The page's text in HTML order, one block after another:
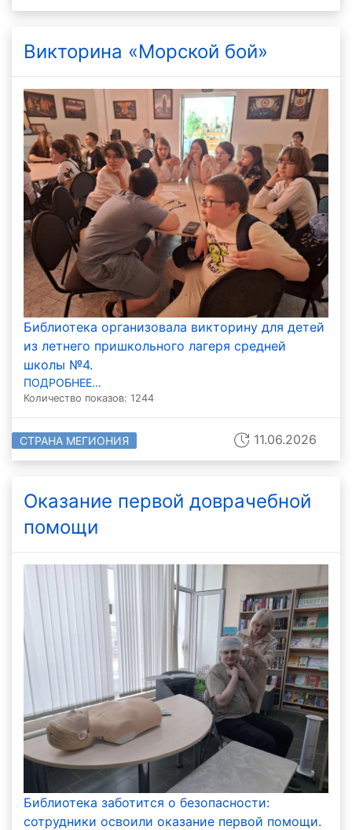
Викторина «Морской бой»
Библиотека организовала викторину для детей
из летнего пришкольного лагеря средней
школы №4.
ПОДРОБНЕЕ...
Количество показов: 1244
СТРАНА МЕГИОНИЯ 11.06.2026
Оказание первой доврачебной
помощи
Библиотека заботится о безопасности:
сотрудники освоили оказание первой помощи.